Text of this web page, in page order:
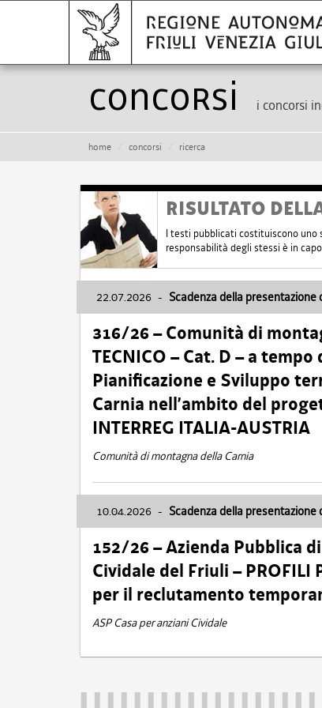
Concorsi i concorsi
home concorsi ricerca
RISULTATO
I testi pubblicati costituiscono uno
responsabilità degli stessi è in
22.07.2026 - Scadenza della
316/26 – Comunità di
TECNICO – Cat. D – a
Pianificazione e Sviluppo
Carnia nell’ambito del
INTERREG ITALIA-AUSTRIA
Comunità di montagna della Carnia
10.04.2026 - Scadenza della
152/26 – Azienda Pubblica
Cividale del Friuli – PROFILI
per il reclutamento
ASP Casa per anziani Cividale